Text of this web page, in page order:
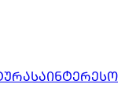
ᲡᲐᲘᲜᲢᲔᲠᲔᲡᲝ